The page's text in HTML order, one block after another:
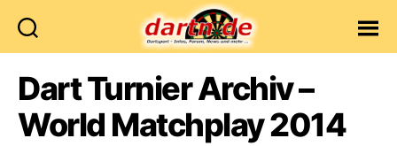
Dart Turnier Archiv –
World Matchplay 2014